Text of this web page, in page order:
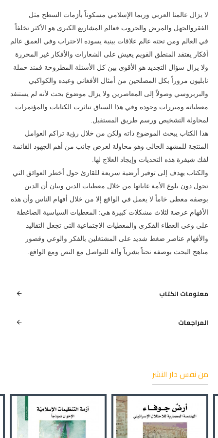
لا يزال عالمنا العربي وربما الإسلامي مسكوناً بأزمات السطح مثل
الفقروالجهل والمرض والحروب فعالم المشاريع الكبرى هو الأكثر تخلفاً
في العالم ومن تحته عالم علاقات بينية يسوده الاحتراب وفي العمق عالم
أفكار يفتقد المنطق القويم يعيش على الشعارات والأفكار غير المحررة
ولا يزال سؤال التجديد هو الأقوى بين كل الأسئلة المطروحة فمنذ حملة
نابليون مروراً بكل المصلحين من أمثال الأفغاني وعبده والكواكبي
والبربروسي وصولاً إلى المعاصرين ولا يزال موضوع بحث لأنه لم يستنفد
معطياته ومبررات وجوده وفي هذا السياق تناثرت الكتابات والمؤتمرات
لمحاولة التشخيص ورسم طريق المستقبل.
هذا الكتاب يبحث الموضوع ذاته ولكن من خلال رؤية تراكم العوامل
المنتجة للمشهد الحالي وهو محاولة لعرض جانب من أهم الجهود القائمة
لفك شيفرة هذه التحديات وإيجاد العلاج لها.
والكتاب يهدف إلى توفير أرضية سريعة للقارئ حول أخطر العوائق التي
تحول دون بلوغ الأمة غاياتها من خلال معطيات الدين وبيان أن الدين
بوصفه معطى خاماً لا يعمل في الواقع إلا من خلال أفهام الناس وأن هذه
الأفهام عرضة لثلاث مشكلات كبيرة هي: المعطيات السياسية الضاغطة
على وعي العطاء الفكري والمعطيات الاجتماعية التي تجعل التقاليد
والأفهام عناصر ضغط شديد على المشتغلين بالفكر والوعي وقصور
مناهج البحث بوصفه نحتاً بشرياً وآلة للتواصل مع النص ومع الواقع.
معلومات الكتاب
المراجعات
من نفس دار النشر